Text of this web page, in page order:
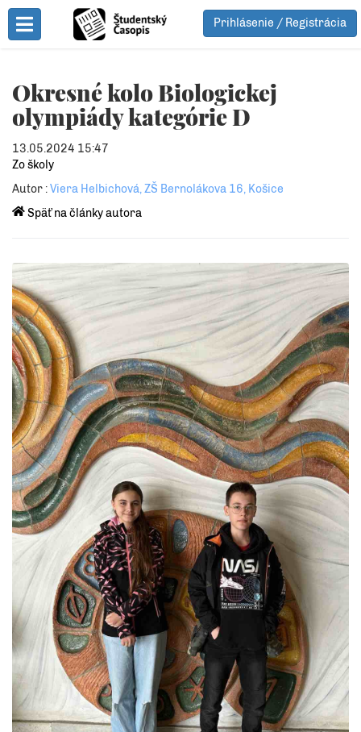
Toggle Menu
Prihlásenie / Registrácia
Okresné kolo Biologickej
olympiády kategórie D
13.05.2024 15:47
Zo školy
Autor :Viera Helbichová, ZŠ Bernolákova 16, Košice
Späť na články autora